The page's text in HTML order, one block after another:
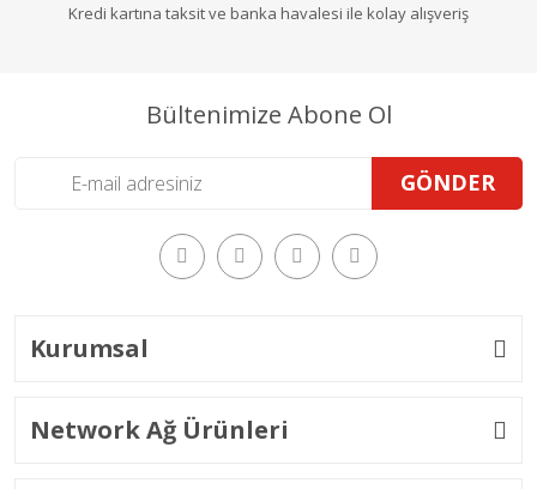
Kredi kartına taksit ve banka havalesi ile kolay alışveriş
Bültenimize Abone Ol
GÖNDER
Kurumsal
Network Ağ Ürünleri